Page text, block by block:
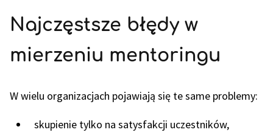
Najczęstsze błędy w
mierzeniu mentoringu
W wielu organizacjach pojawiają się te same problemy:
skupienie tylko na satysfakcji uczestników,